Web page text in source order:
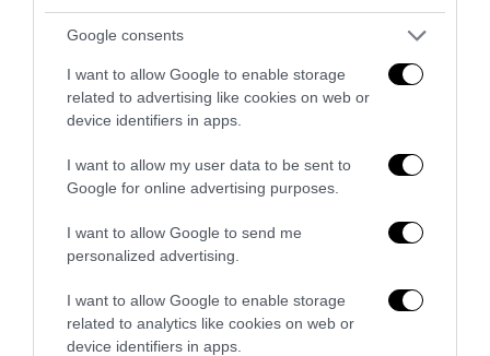
Google consents
I want to allow Google to enable storage
related to advertising like cookies on web or
device identifiers in apps.
I want to allow my user data to be sent to
Google for online advertising purposes.
I want to allow Google to send me
personalized advertising.
I want to allow Google to enable storage
related to analytics like cookies on web or
device identifiers in apps.
6 Febbraio 2024